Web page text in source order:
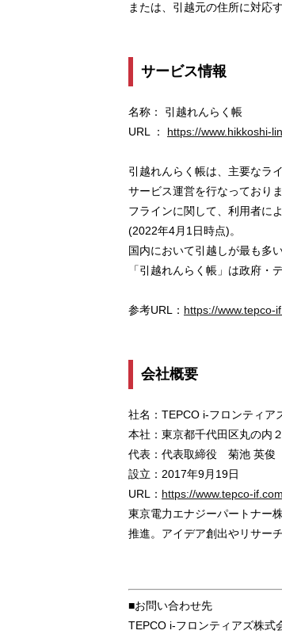
または、引越元の住所に対応
サービス情報
名称： 引越れんらく帳
URL ： https://www.hikkoshi-
引越れんらく帳は、主要なラ
サービス運営を行なっており
フラインに関して、利用者に
(2022年4月1日時点)。
国内において引越しが最も多
「引越れんらく帳」は政府・
参考URL： https://www.tepco-
会社概要
社名：TEPCO i-フロンティア
本社：東京都千代田区丸の内
代表：代表取締役 菊池 英俊
設立：2017年9月19日
URL： https://www.tepco-
東京電力エナジーパートナー
推進。アイデア創出やリサー
■お問い合わせ先
TEPCO i-フロンティアズ株